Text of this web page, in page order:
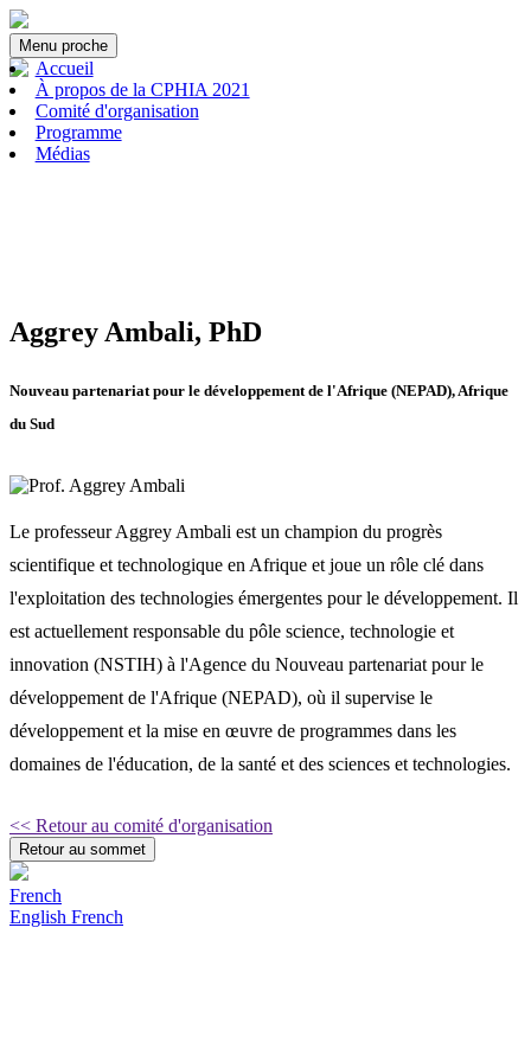
Menu proche
Accueil
À propos de la CPHIA 2021
Comité d'organisation
Programme
Médias
Aggrey Ambali, PhD
Nouveau partenariat pour le développement de l'Afrique (NEPAD), Afrique
du Sud
Le professeur Aggrey Ambali est un champion du progrès
scientifique et technologique en Afrique et joue un rôle clé dans
l'exploitation des technologies émergentes pour le développement. Il
est actuellement responsable du pôle science, technologie et
innovation (NSTIH) à l'Agence du Nouveau partenariat pour le
développement de l'Afrique (NEPAD), où il supervise le
développement et la mise en œuvre de programmes dans les
domaines de l'éducation, de la santé et des sciences et technologies.
<< Retour au comité d'organisation
Retour au sommet
French
English French